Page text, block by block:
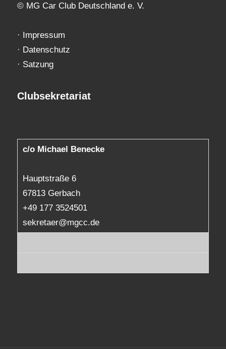
© MG Car Club Deutschland e. V.
· Impressum
· Datenschutz
· Satzung
Clubsekretariat
c/o Michael Benecke
Hauptstraße 6
67813 Gerbach
+49 177 3524501
sekretaer@mgcc.de